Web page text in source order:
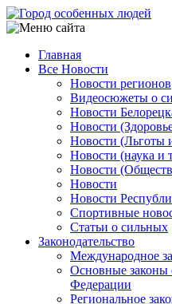
Перейти
к
содержанию
Main
navigation
Главная
Все Новости
Новости регионов
Видеосюжеты о
Новости
Новости
Новости (Льготы
Новости (наука и
Новости
Новости
Новости
Спортивные
Статьи о сильных
Законодательство
Международное
Основные законы
Федерации
Региональное